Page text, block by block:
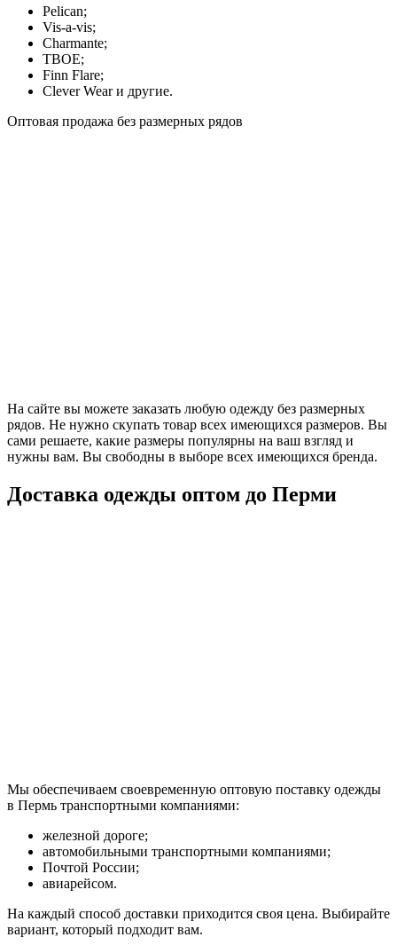
Pelican;
Vis-a-vis;
Charmante;
ТВОЕ;
Finn Flare;
Clever Wear и другие.
Оптовая продажа без размерных рядов
На сайте вы можете заказать любую одежду без размерных
рядов. Не нужно скупать товар всех имеющихся размеров. Вы
сами решаете, какие размеры популярны на ваш взгляд и
нужны вам. Вы свободны в выборе всех имеющихся бренда.
Доставка одежды оптом до Перми
Мы обеспечиваем своевременную оптовую поставку одежды
в Пермь транспортными компаниями:
железной дороге;
автомобильными транспортными компаниями;
Почтой России;
авиарейсом.
На каждый способ доставки приходится своя цена. Выбирайте
вариант, который подходит вам.